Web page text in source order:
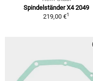
Spindelständer X4 2049
219,00 €1